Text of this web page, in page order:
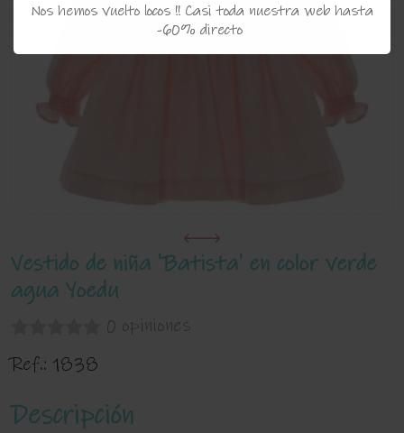
Vestido de niña 'Batista' en color verde
agua Yoedu
0 opiniones
Ref.: 1838
Descripción
Nos hemos vuelto locos !! Casi toda nuestra web hasta
-60% directo